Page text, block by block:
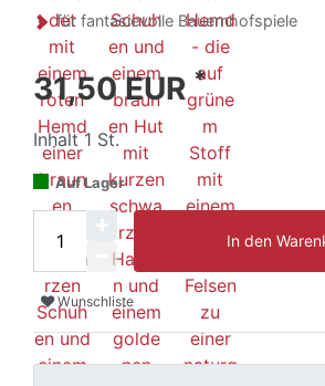
für fantasievolle Bauernhofspiele
31,50 EUR*
Inhalt1 St.
Auf Lager
In den
Wunschliste